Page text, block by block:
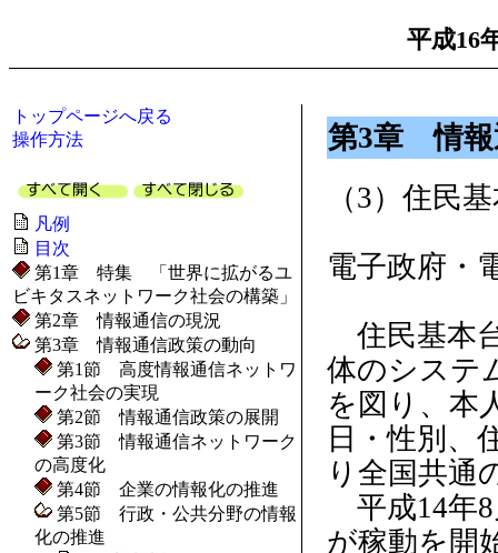
平成16
トップページへ戻る
操作方法
凡例
目次
第1章 特集 「世界に拡がるユ
ビキタスネットワーク社会の構築」
第2章 情報通信の現況
第3章 情報通信政策の動向
第1節 高度情報通信ネットワ
ーク社会の実現
第2節 情報通信政策の展開
第3節 情報通信ネットワーク
の高度化
第4節 企業の情報化の推進
第5節 行政・公共分野の情報
化の推進
第3章 情報
（3）住民
電子政府・
住民基本
体のシステ
を図り、本
日・性別、
り全国共通
平成14年8
が稼動を開